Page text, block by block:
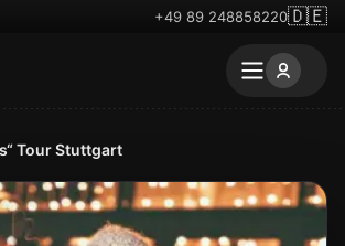
+49 89 248858220🇩🇪
Tour Stuttgart